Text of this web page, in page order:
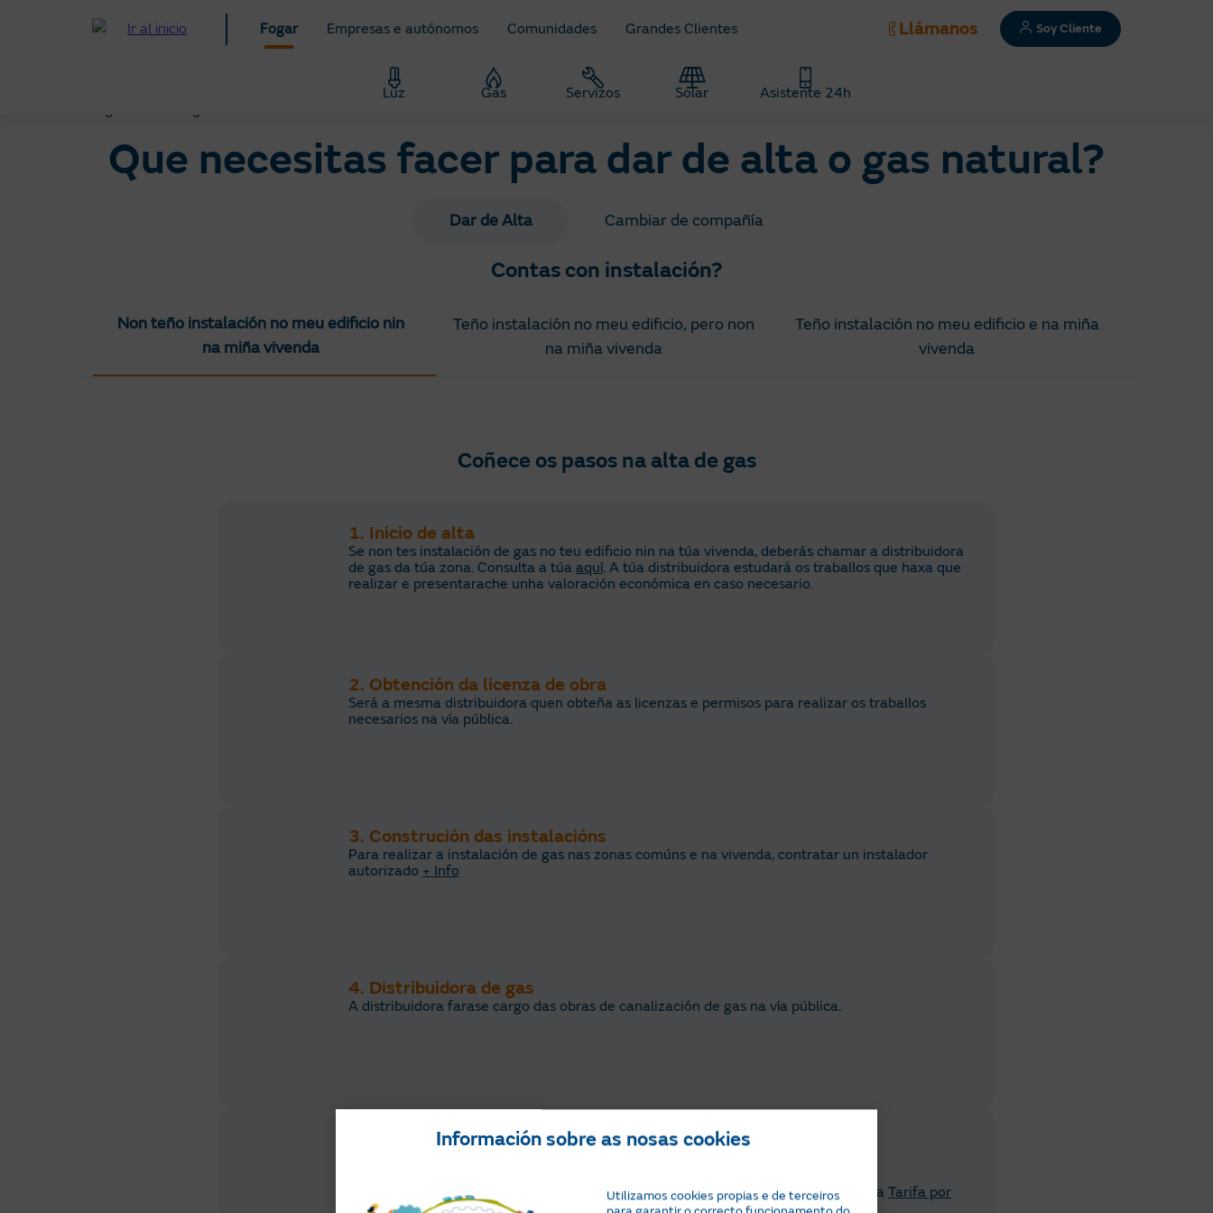
Fogar Empresas e autónomos Comunidades Grandes Clientes Llámanos Soy Cliente
Luz Gas Servizos Solar Asistente 24h
Que necesitas facer para dar de alta o gas natural?
Dar de Alta Cambiar de compañía
Contas con instalación?
Non teño instalación no meu edificio nin
na miña vivenda
Teño instalación no meu edificio, pero non
na miña vivenda
Teño instalación no meu edificio e na miña
vivenda
Coñece os pasos na alta de gas
1. Inicio de alta
Se non tes instalación de gas no teu edificio nin na túa vivenda, deberás chamar a distribuidora
de gas da túa zona. Consulta a túa aquí. A túa distribuidora estudará os traballos que haxa que
realizar e presentarache unha valoración económica en caso necesario.
2. Obtención da licenza de obra
Será a mesma distribuidora quen obteña as licenzas e permisos para realizar os traballos
necesarios na vía pública.
3. Construción das instalacións
Para realizar a instalación de gas nas zonas comúns e na vivenda, contratar un instalador
autorizado + Info
4. Distribuidora de gas
A distribuidora farase cargo das obras de canalización de gas na vía pública.
5. Contrata a subministración con Naturgy
Como non tes histórico de pautas de consumo, recomendámosche que contrates a Tarifa por
Uso
Información sobre as nosas cookies
Utilizamos cookies propias e de terceiros